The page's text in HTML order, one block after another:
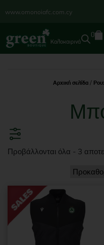
www.omonoiafc.com.cy
Καλοκαιρινά
0
Αρχική σελίδα/
Προβάλλονται όλα - 3